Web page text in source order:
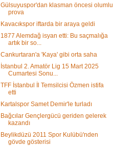
Gülsuyuspor'dan klasman öncesi olumlu
prova
Kavacıkspor iftarda bir araya geldi
1877 Alemdağ isyan etti: Bu saçmalığa
artık bir so...
Cankurtaran'a 'Kaya' gibi orta saha
İstanbul 2. Amatör Lig 15 Mart 2025
Cumartesi Sonu...
TFF İstanbul İl Temsilcisi Özmen istifa
etti
Kartalspor Samet Demir'le turladı
Bağcılar Gençlergücü geriden gelerek
kazandı
Beylikdüzü 2011 Spor Kulübü'nden
gövde gösterisi